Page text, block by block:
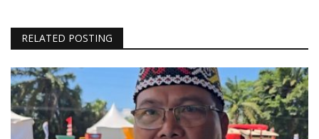
RELATED POSTING